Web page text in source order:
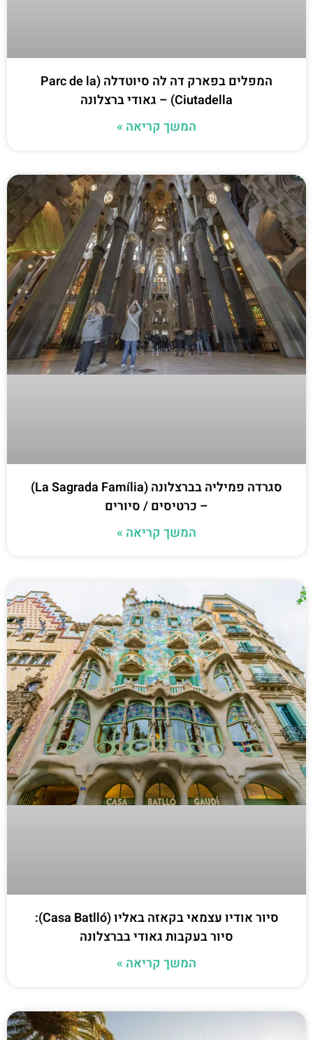
המפלים בפארק דה לה סיוטדלה (Parc de la
Ciutadella) – גאודי ברצלונה
המשך קריאה »
סגרדה פמיליה בברצלונה (La Sagrada Família)
– כרטיסים / סיורים
המשך קריאה »
סיור אודיו עצמאי בקאזה באליו (Casa Batlló):
סיור בעקבות גאודי בברצלונה
המשך קריאה »